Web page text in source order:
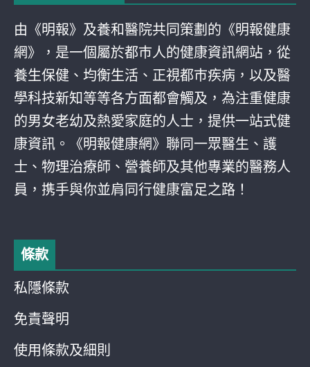
由《明報》及養和醫院共同策劃的《明報健康
網》，是一個屬於都巿人的健康資訊網站，從
養生保健、均衡生活、正視都巿疾病，以及醫
學科技新知等等各方面都會觸及，為注重健康
的男女老幼及熱愛家庭的人士，提供一站式健
康資訊。《明報健康網》聯同一眾醫生、護
士、物理治療師、營養師及其他專業的醫務人
員，携手與你並肩同行健康富足之路！
條款
私隱條款
免責聲明
使用條款及細則